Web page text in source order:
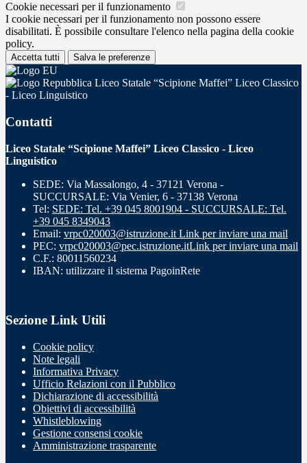
Cookie necessari per il funzionamento
I cookie necessari per il funzionamento non possono essere
disabilitati. È possibile consultare l'elenco nella pagina della cookie
policy.
Accetta tutti Salva le preferenze
Liceo Statale “Scipione Maffei” Liceo Classico
- Liceo Linguistico
Contatti
Liceo Statale “Scipione Maffei” Liceo Classico - Liceo
Linguistico
SEDE: Via Massalongo, 4 - 37121 Verona -
SUCCURSALE: Via Venier, 6 - 37138 Verona
Tel: SEDE: Tel. +39 045 8001904 - SUCCURSALE: Tel.
+39 045 8349043
Email: vrpc020003@istruzione.it Link per inviare una mail
PEC: vrpc020003@pec.istruzione.itLink per inviare una mail
C.F.: 80011560234
IBAN: utilizzare il sistema PagoinRete
Sezione Link Utili
Cookie policy
Note legali
Informativa Privacy
Ufficio Relazioni con il Pubblico
Dichiarazione di accessibilità
Obiettivi di accessibilità
Whistleblowing
Gestione consensi cookie
Amministrazione trasparente